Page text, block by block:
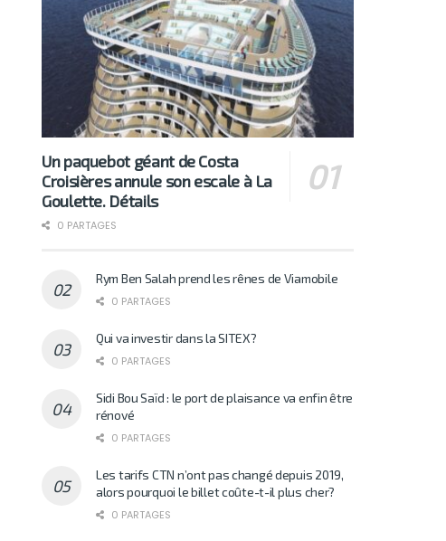
Un paquebot géant de Costa
Croisières annule son escale à La
Goulette. Détails
0 PARTAGES
Rym Ben Salah prend les rênes de Viamobile
0 PARTAGES
Qui va investir dans la SITEX?
0 PARTAGES
Sidi Bou Saïd : le port de plaisance va enfin être
rénové
0 PARTAGES
Les tarifs CTN n’ont pas changé depuis 2019,
alors pourquoi le billet coûte-t-il plus cher?
0 PARTAGES